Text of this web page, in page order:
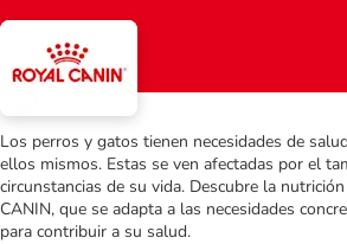
Los perros y gatos tienen necesidades de
ellos mismos. Estas se ven afectadas por el
circunstancias de su vida. Descubre la
CANIN, que se adapta a las necesidades
para contribuir a su salud.